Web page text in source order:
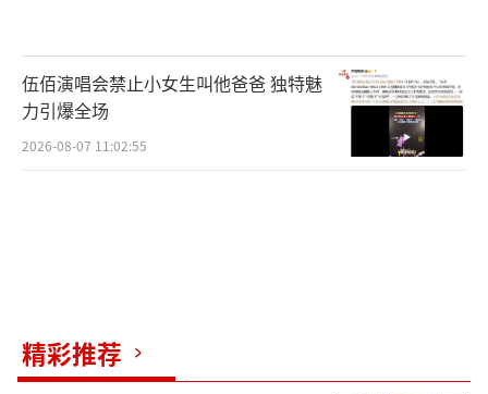
伍佰演唱会禁止小女生叫他爸爸 独特魅
力引爆全场
2026-08-07 11:02:55
精彩推荐